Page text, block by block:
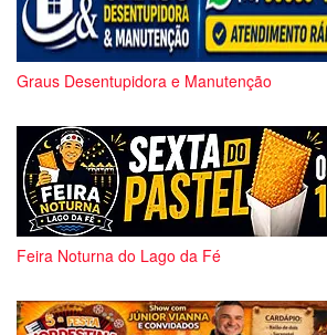
Graus Desentupidora e Manutenção
Feira Noturna do Lago da Fé